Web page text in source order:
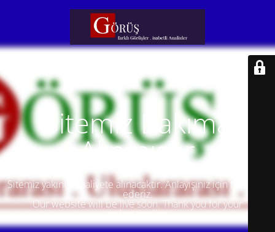
Sitemiz Bakıma
Alınmıştır
Sitemiz yakında faaliyete alınacaktır. Anlayışınız için teşekkür
ederiz.
Our website will be live soon. Thank you for your
understanding.